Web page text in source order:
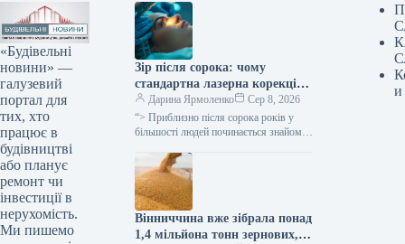
«Будівельні
новини» —
галузевий
портал для
тих, хто
працює в
будівництві
або планує
ремонт чи
інвестиції в
нерухомість.
Ми пишемо
Зір після сорока: чому
стандартна лазерна корекція
більше не ефективна та що
пропонує «Ексімер»
Дарина Ярмоленко
Сер 8, 2026
“> Приблизно після сорока років у
більшості людей починається знайомий
доводиться відсувати далі, дрібний
шрифт у…
Вінниччина вже зібрала понад
1,4 мільйона тонн зернових,
и